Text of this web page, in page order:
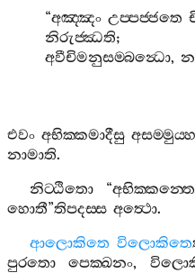
“අඤ‍්ඤං උප‍්පජ‍්ජතෙ
නිරුජ‍්ඣති;
අවීචිමනුසම‍්බන්‍ධො,
එවං අභික‍්කමාදීසු
නාමාති.
නිට‍්ඨිතො“අභික‍්කන‍්තෙ
හොතී”තිපදස‍්ස අත්‍ථො.
ආලොකිතෙ විලොකිතෙ
පුරතො
පෙක‍්ඛනං,